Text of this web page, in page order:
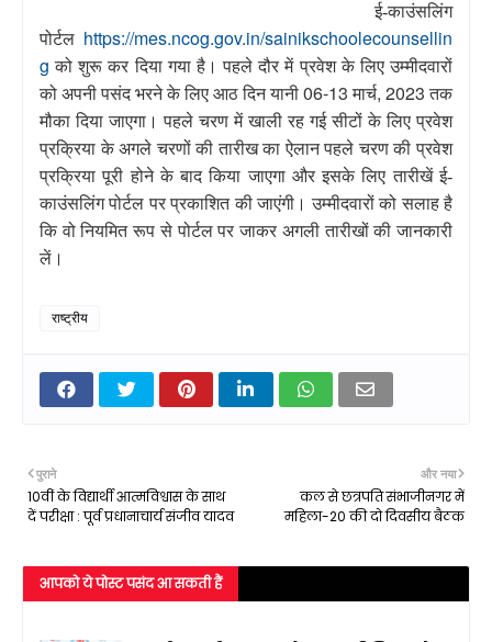
ई-काउंसलिंग
पोर्टल https://mes.ncog.gov.in/sainikschoolecounsellin
g को शुरू कर दिया गया है।पहले दौर में प्रवेश के लिए उम्मीदवारों
को अपनी पसंद भरने के लिए आठ दिन यानी 06-13मार्च, 2023तक
मौका दिया जाएगा। पहले चरण में खाली रह गई सीटों के लिए प्रवेश
प्रक्रिया के अगले चरणों की तारीख का ऐलान पहले चरण की प्रवेश
प्रक्रिया पूरी होने के बाद किया जाएगा और इसके लिए तारीखें ई-
काउंसलिंग पोर्टल पर प्रकाशित की जाएंगी। उम्मीदवारों को सलाह है
कि वो नियमित रूप से पोर्टल पर जाकर अगली तारीखों की जानकारी
लें।
राष्ट्रीय
और नया
कल से छत्रपति संभाजीनगर में
महिला-20 की दो दिवसीय बैठक
पुराने
10वीं के विद्यार्थी आत्मविश्वास के साथ
दें परीक्षा : पूर्व प्रधानाचार्य संजीव यादव
आपको ये पोस्ट पसंद आ सकती हैं